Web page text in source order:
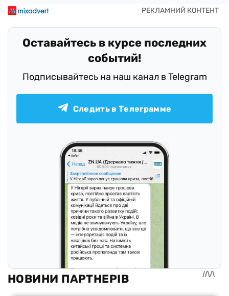
Оставайтесь в курсе последних
событий!
Подписывайтесь на наш канал в Telegram
Следить в Телеграмме